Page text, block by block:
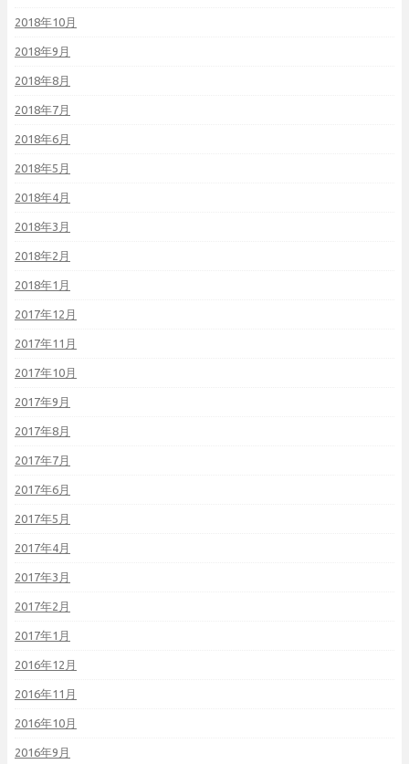
2018年10月
2018年9月
2018年8月
2018年7月
2018年6月
2018年5月
2018年4月
2018年3月
2018年2月
2018年1月
2017年12月
2017年11月
2017年10月
2017年9月
2017年8月
2017年7月
2017年6月
2017年5月
2017年4月
2017年3月
2017年2月
2017年1月
2016年12月
2016年11月
2016年10月
2016年9月